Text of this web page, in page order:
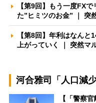
【第9回】もう一度FX
た”ヒミツのお金” ｜ 突
【第8回】年利はなん
上がっていく ｜ 突然マ
河合雅司「人口減
【「警察